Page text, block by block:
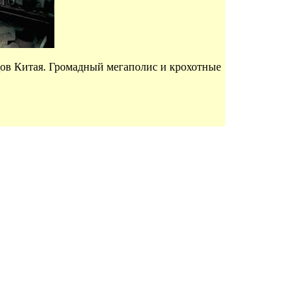
Китая. Громадный мегаполис и крохотные